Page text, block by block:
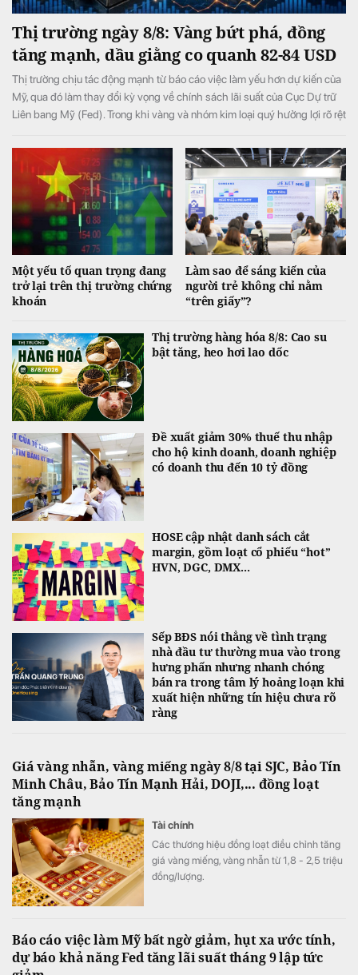
Thị trường ngày 8/8: Vàng bứt phá, đồng
tăng mạnh, dầu giằng co quanh 82-84 USD
Thị trường chịu tác động mạnh từ báo cáo việc làm yếu hơn dự kiến của
Mỹ, qua đó làm thay đổi kỳ vọng về chính sách lãi suất của Cục Dự trữ
Liên bang Mỹ (Fed). Trong khi vàng và nhóm kim loại quý hưởng lợi rõ rệt
diễn biến liên quan xung đột Mỹ-Iran và eo biển Hormuz.
Một yếu tố quan trọng đang
trở lại trên thị trường chứng
khoán
Làm sao để sáng kiến của
người trẻ không chỉ nằm
“trên giấy”?
Thị trường hàng hóa 8/8: Cao su
bật tăng, heo hơi lao dốc
Đề xuất giảm 30% thuế thu nhập
cho hộ kinh doanh, doanh nghiệp
có doanh thu đến 10 tỷ đồng
HOSE cập nhật danh sách cắt
margin, gồm loạt cổ phiếu “hot”
HVN, DGC, DMX...
Sếp BĐS nói thẳng về tình trạng
nhà đầu tư thường mua vào trong
hưng phấn nhưng nhanh chóng
bán ra trong tâm lý hoảng loạn khi
xuất hiện những tín hiệu chưa rõ
ràng
Giá vàng nhẫn, vàng miếng ngày 8/8 tại SJC, Bảo Tín
Minh Châu, Bảo Tín Mạnh Hải, DOJI,... đồng loạt
tăng mạnh
Tài chính
Các thương hiệu đồng loạt điều chỉnh tăng
giá vàng miếng, vàng nhẫn từ 1,8 - 2,5 triệu
đồng/lượng.
Báo cáo việc làm Mỹ bất ngờ giảm, hụt xa ước tính,
dự báo khả năng Fed tăng lãi suất tháng 9 lập tức